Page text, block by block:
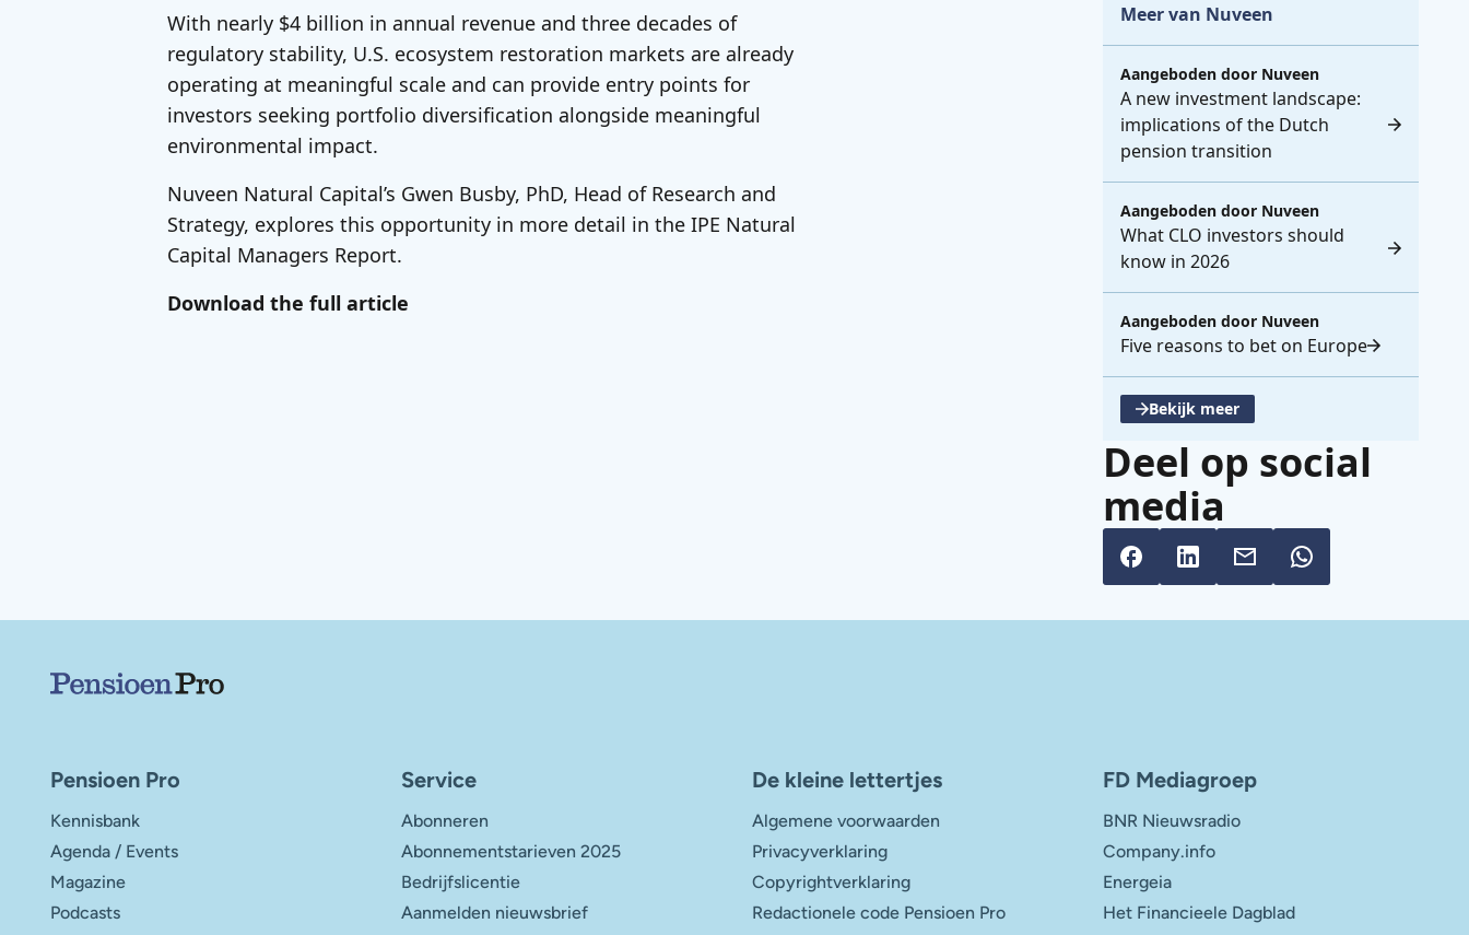
With nearly $4 billion in annual revenue and three decades of
regulatory stability, U.S. ecosystem restoration markets are already
operating at meaningful scale and can provide entry points for
investors seeking portfolio diversification alongside meaningful
environmental impact.
Nuveen Natural Capital’s Gwen Busby, PhD, Head of Research and
Strategy, explores this opportunity in more detail in the IPE Natural
Capital Managers Report.
Download the full article
Meer van Nuveen
A new investment landscape:
implications of the Dutch
pension transition
Aangeboden door Nuveen
What CLO investors should
know in 2026
Aangeboden door Nuveen
Five reasons to bet on Europe
Aangeboden door Nuveen
Bekijk meer
, opent een nieuwe tabblad
Deel op social
media
Pensioen Pro
Kennisbank
Agenda / Events
Magazine
Podcasts
Service
Abonneren
Abonnementstarieven 2025
Bedrijfslicentie
Aanmelden nieuwsbrief
De kleine lettertjes
Algemene voorwaarden
Privacyverklaring
Copyrightverklaring
Redactionele code Pensioen Pro
FD Mediagroep
BNR Nieuwsradio
Company.info
Energeia
Het Financieele Dagblad